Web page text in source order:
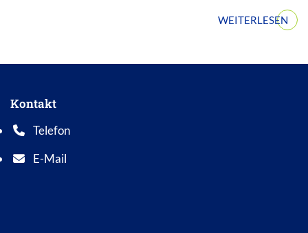
WEITERLESEN
Kontakt
Telefon
Telefonnummer: 0 5 6 2 1 7 0 1 0
E-Mail
E-Mail Adresse: info@bad-wildungen.de